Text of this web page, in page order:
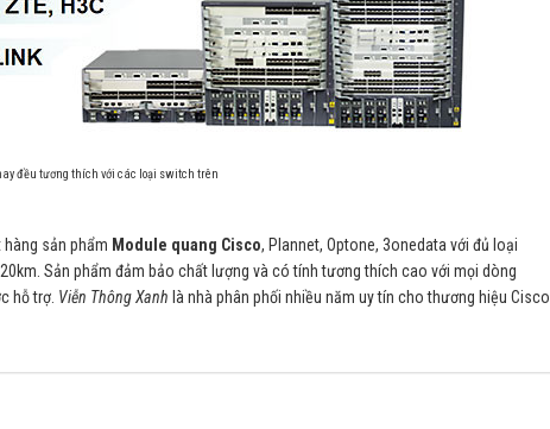
đều tương thích với các loại switch trên
hàng sản phẩm Module quang Cisco, Plannet, Optone, 3onedata với đủ loại
Sản phẩm đảm bảo chất lượng và có tính tương thích cao với mọi dòng
hỗ trợ. Viễn Thông Xanh là nhà phân phối nhiều năm uy tín cho thương hiệu Cisco